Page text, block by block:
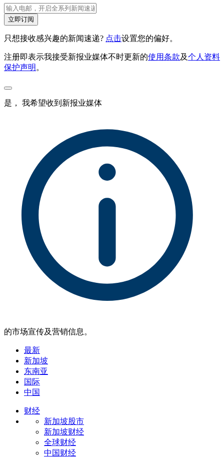
立即订阅
只想接收感兴趣的新闻速递? 点击设置您的偏好。
注册即表示我接受新报业媒体不时更新的使用条款及个人资料
保护声明 。
是， 我希望收到新报业媒体
的市场宣传及营销信息。
最新
新加坡
东南亚
国际
中国
财经
新加坡股市
新加坡财经
全球财经
中国财经